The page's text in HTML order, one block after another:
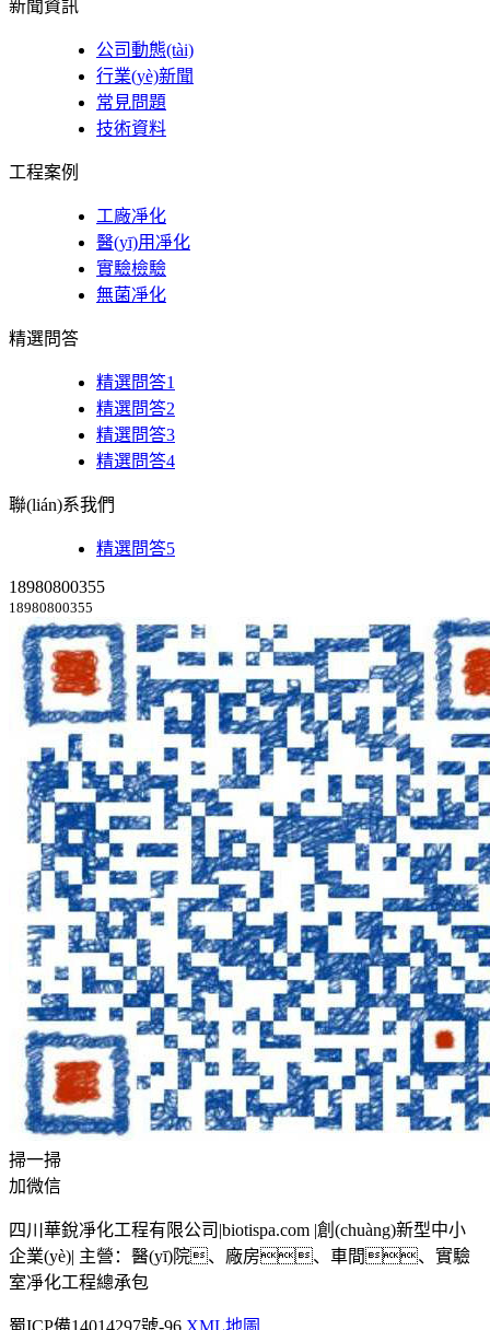
新聞資訊
公司動態(tài)
行業(yè)新聞
常見問題
技術資料
工程案例
工廠凈化
醫(yī)用凈化
實驗檢驗
無菌凈化
精選問答
精選問答1
精選問答2
精選問答3
精選問答4
聯(lián)系我們
精選問答5
18980800355
18980800355
掃一掃
加微信
四川華銳凈化工程有限公司|biotispa.com |創(chuàng)新型中小
企業(yè)| 主營：醫(yī)院、廠房、車間、實驗
室凈化工程總承包
蜀ICP備14014297號-96 XML地圖